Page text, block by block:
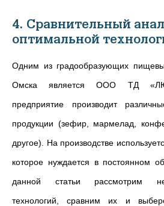
4. Сравнительный
оптимальной
Одним из градообразующих
Омска являетсяООО ТД
предприятие производит
продукции (зефир, мармелад,
другое). На производстве
которое нуждается в постоянном
данной статьи рассмотрим
технологий, сравним их и